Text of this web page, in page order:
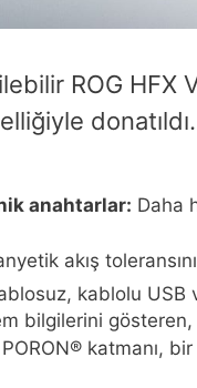
ROG
donatıldı.
anahtarlar: Daha
akış
kablolu USB
bilgilerini
katmanı,